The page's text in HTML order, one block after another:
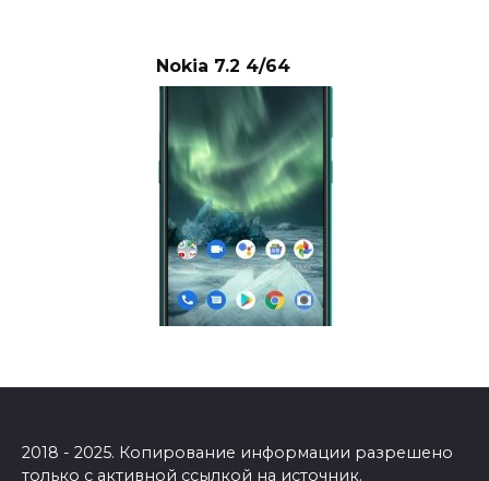
Nokia 7.2 4/64
2018 - 2025. Копирование информации разрешено
только с активной ссылкой на источник.